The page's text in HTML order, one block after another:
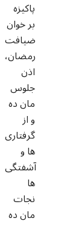
پاکیزه
بر خوان
ضیافت
رمضان،
اذن
جلوس
مان ده
و از
گرفتاری
ها و
آشفتگی
ها
نجات
مان ده